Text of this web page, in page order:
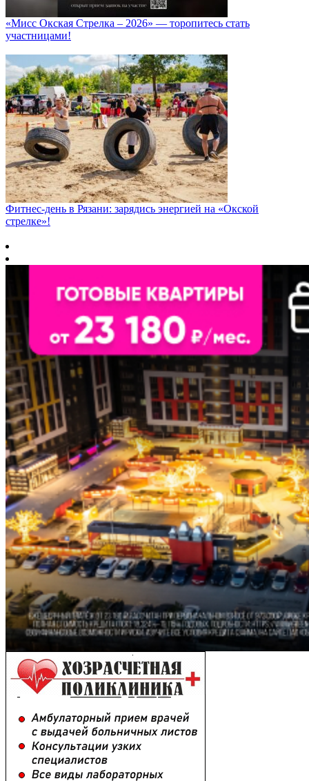
«Мисс Окская Стрелка – 2026» — торопитесь стать
участницами!
Фитнес‑день в Рязани: зарядись энергией на «Окской
стрелке»!